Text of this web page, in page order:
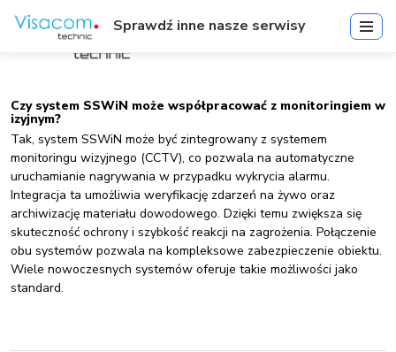
Czy system SSWiN może współpracować z monitoringiem w
izyjnym?
Tak, system SSWiN może być zintegrowany z systemem
monitoringu wizyjnego (CCTV), co pozwala na automatyczne
uruchamianie nagrywania w przypadku wykrycia alarmu.
Integracja ta umożliwia weryfikację zdarzeń na żywo oraz
archiwizację materiału dowodowego. Dzięki temu zwiększa się
skuteczność ochrony i szybkość reakcji na zagrożenia. Połączenie
obu systemów pozwala na kompleksowe zabezpieczenie obiektu.
Wiele nowoczesnych systemów oferuje takie możliwości jako
standard.
Sprawdź inne nasze serwisy